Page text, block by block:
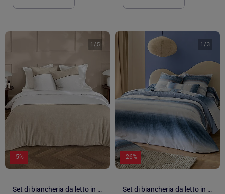
1 / 5
-5%
Set di biancheria da letto in cotone tinta unita e bicolore
1 /3
-26%
Set di biancheria da letto in cotone percalle a righe, lenzuola + federe